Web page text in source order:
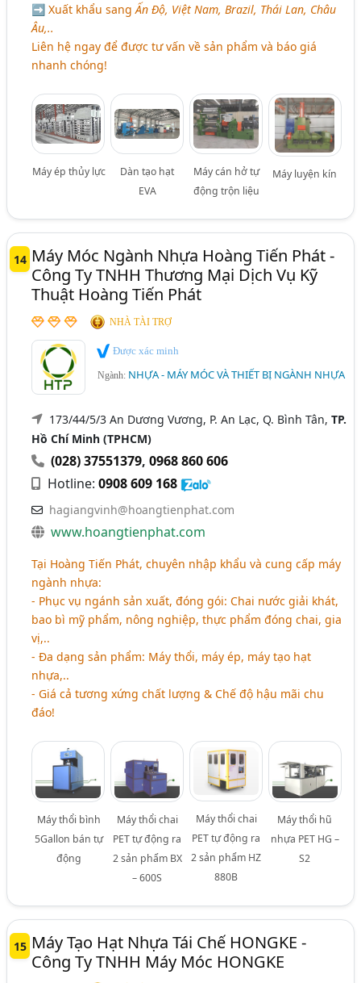
➡ Xuất khẩu sangẤn Độ, Việt Nam, Brazil, Thái Lan, Châu
Âu,..
Liên hệ ngay để được tư vấn về sản phẩm và báo giá
nhanh chóng!
Máy ép thủy lực
Dàn tạo hạt
EVA
Máy cán hở tự
động trộn liệu
Máy luyện kín
14 Máy Móc Ngành Nhựa Hoàng Tiến Phát -
Công Ty TNHH Thương Mại Dịch Vụ Kỹ
Thuật Hoàng Tiến Phát
NHÀ TÀI TRỢ
Được xác minh
Ngành: NHỰA - MÁY MÓC VÀ THIẾT BỊ NGÀNH NHỰA
173/44/5/3 An Dương Vương, P. An Lạc, Q. Bình Tân,TP.
Hồ Chí Minh (TPHCM)
(028) 37551379,0968 860 606
Hotline:0908 609 168
hagiangvinh@hoangtienphat.com
www.hoangtienphat.com
Tại Hoàng Tiến Phát, chuyên nhập khẩu và cung cấp máy
ngành nhựa:
- Phục vụ ngánh sản xuất, đóng gói: Chai nước giải khát,
bao bì mỹ phẩm, nông nghiệp, thực phẩm đóng chai, gia
vị,..
- Đa dạng sản phẩm: Máy thổi, máy ép, máy tạo hạt
nhựa,..
- Giá cả tương xứng chất lượng & Chế độ hậu mãi chu
đáo!
Máy thổi bình
5Gallon bán tự
động
Máy thổi chai
PET tự động ra
2 sản phẩm BX
– 600S
Máy thổi chai
PET tự động ra
2 sản phẩm HZ
880B
Máy thổi hũ
nhựa PET HG –
S2
15 Máy Tạo Hạt Nhựa Tái Chế HONGKE -
Công Ty TNHH Máy Móc HONGKE